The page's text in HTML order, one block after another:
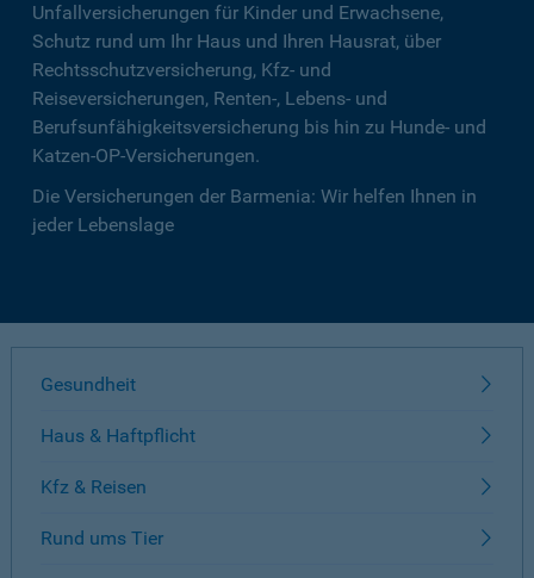
Unfallversicherungen für Kinder und Erwachsene,
Schutz rund um Ihr Haus und Ihren Hausrat, über
Rechtsschutzversicherung, Kfz- und
Reiseversicherungen, Renten-, Lebens- und
Berufsunfähigkeitsversicherung bis hin zu Hunde- und
Katzen-OP-Versicherungen.
Die Versicherungen der Barmenia: Wir helfen Ihnen in
jeder Lebenslage
Gesundheit
Haus & Haftpflicht
Kfz & Reisen
Rund ums Tier